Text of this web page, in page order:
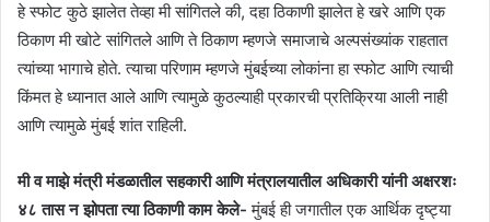
हे स्फोट कुठे झालेत तेव्हा मी सांगितले की, दहा ठिकाणी झालेत हे खरे आणि एक
ठिकाण मी खोटे सांगितले आणि ते ठिकाण म्हणजे समाजाचे अल्पसंख्यांक राहतात
त्यांच्या भागाचे होते. त्याचा परिणाम म्हणजे मुंबईच्या लोकांना हा स्फोट आणि त्याची
किंमत हे ध्यानात आले आणि त्यामुळे कुठल्याही प्रकारची प्रतिक्रिया आली नाही
आणि त्यामुळे मुंबई शांत राहिली.
मी व माझे मंत्री मंडळातील सहकारी आणि मंत्रालयातील अधिकारी यांनी अक्षरशः
४८ तास न झोपता त्या ठिकाणी काम केले- मुंबई ही जगातील एक आर्थिक दृष्ट्या